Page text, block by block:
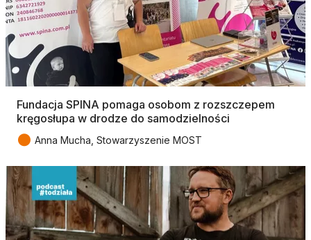
Fundacja SPINA pomaga osobom z rozszczepem
kręgosłupa w drodze do samodzielności
● Anna Mucha, Stowarzyszenie MOST